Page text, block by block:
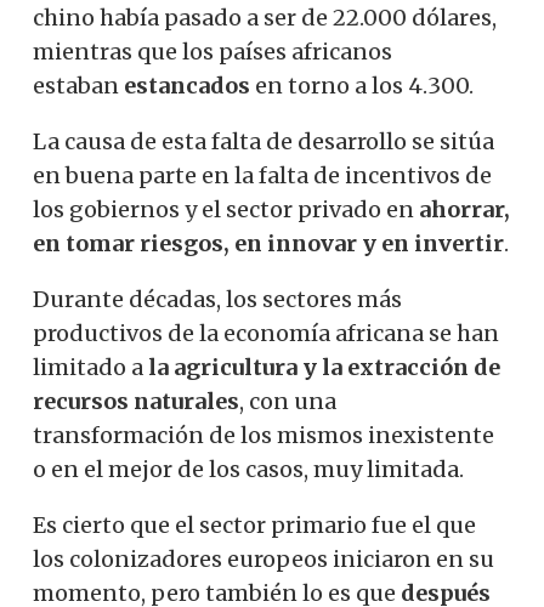
chino había pasado a ser de 22.000 dólares,
mientras que los países africanos
estaban estancados en torno a los 4.300.
La causa de esta falta de desarrollo se sitúa
en buena parte en la falta de incentivos de
los gobiernos y el sector privado en ahorrar,
en tomar riesgos, en innovar y en invertir.
Durante décadas, los sectores más
productivos de la economía africana se han
limitado a la agricultura y la extracción de
recursos naturales, con una
transformación de los mismos inexistente
o en el mejor de los casos, muy limitada.
Es cierto que el sector primario fue el que
los colonizadores europeos iniciaron en su
momento, pero también lo es que después